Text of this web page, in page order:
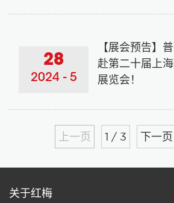
28
2024 - 5
【展会预告】
赴第二十届上
展览会！
上一页 1 / 3 下一页
关于红梅